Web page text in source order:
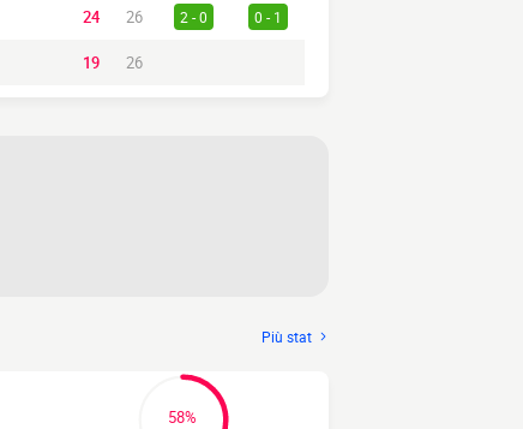
24 26 2 - 0 0 - 1
19 26
Più stat
58%